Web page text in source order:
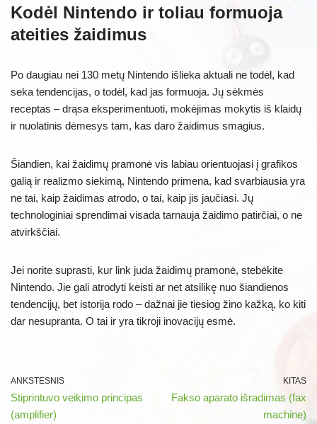
Kodėl Nintendo ir toliau formuoja
ateities žaidimus
Po daugiau nei 130 metų Nintendo išlieka aktuali ne todėl, kad
seka tendencijas, o todėl, kad jas formuoja. Jų sėkmės
receptas – drąsa eksperimentuoti, mokėjimas mokytis iš klaidų
ir nuolatinis dėmesys tam, kas daro žaidimus smagius.
Šiandien, kai žaidimų pramonė vis labiau orientuojasi į grafikos
galią ir realizmo siekimą, Nintendo primena, kad svarbiausia yra
ne tai, kaip žaidimas atrodo, o tai, kaip jis jaučiasi. Jų
technologiniai sprendimai visada tarnauja žaidimo patirčiai, o ne
atvirkščiai.
Jei norite suprasti, kur link juda žaidimų pramonė, stebėkite
Nintendo. Jie gali atrodyti keisti ar net atsilikę nuo šiandienos
tendencijų, bet istorija rodo – dažnai jie tiesiog žino kažką, ko kiti
dar nesupranta. O tai ir yra tikroji inovacijų esmė.
ANKSTESNIS
Stiprintuvo veikimo principas
(amplifier)
KITAS
Fakso aparato išradimas (fax
machine)